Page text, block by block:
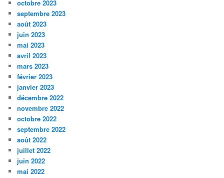
octobre 2023
septembre 2023
août 2023
juin 2023
mai 2023
avril 2023
mars 2023
février 2023
janvier 2023
décembre 2022
novembre 2022
octobre 2022
septembre 2022
août 2022
juillet 2022
juin 2022
mai 2022